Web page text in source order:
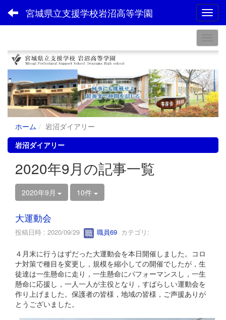
宮城県立支援学校岩沼高等学園
ホーム
岩沼ダイアリー
岩沼ダイアリー
2020年9月の記事一覧
2020年9月 10件
大運動会
投稿日時 : 2020/09/29 職員69 カテゴリ:
４月末に行うはずだった大運動会を本日開催しました。コロ
ナ対策で種目を変更し，規模を縮小しての開催でしたが，生
徒達は一生懸命に走り，一生懸命にパフォーマンスし，一生
懸命に応援し，一人一人が主役となり，すばらしい運動会を
作り上げました。保護者の皆様，地域の皆様，ご声援ありが
とうございました。